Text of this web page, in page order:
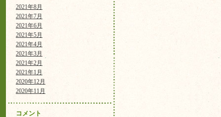
2021年8月
2021年7月
2021年6月
2021年5月
2021年4月
2021年3月
2021年2月
2021年1月
2020年12月
2020年11月
コメント